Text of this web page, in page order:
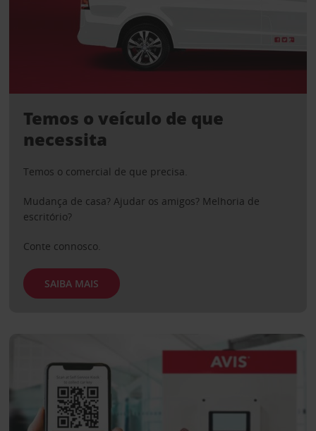
Temos o veículo de que
necessita
Temos o comercial de que precisa.
Mudança de casa? Ajudar os amigos? Melhoria de
escritório?
Conte connosco.
SAIBA MAIS